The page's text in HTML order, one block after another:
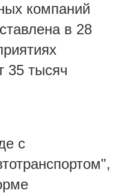
компаний
в 28
35 тысяч
с